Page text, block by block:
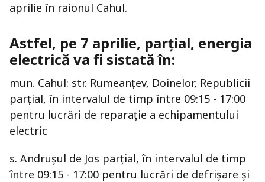
aprilie în raionul Cahul.
Astfel, pe 7 aprilie, parțial, energia
electrică va fi sistată în:
mun. Cahul: str. Rumeanțev, Doinelor, Republicii
parțial, în intervalul de timp între 09:15 - 17:00
pentru lucrări de reparaţie a echipamentului
electric
s. Andruşul de Jos parțial, în intervalul de timp
între 09:15 - 17:00 pentru lucrări de defrișare şi